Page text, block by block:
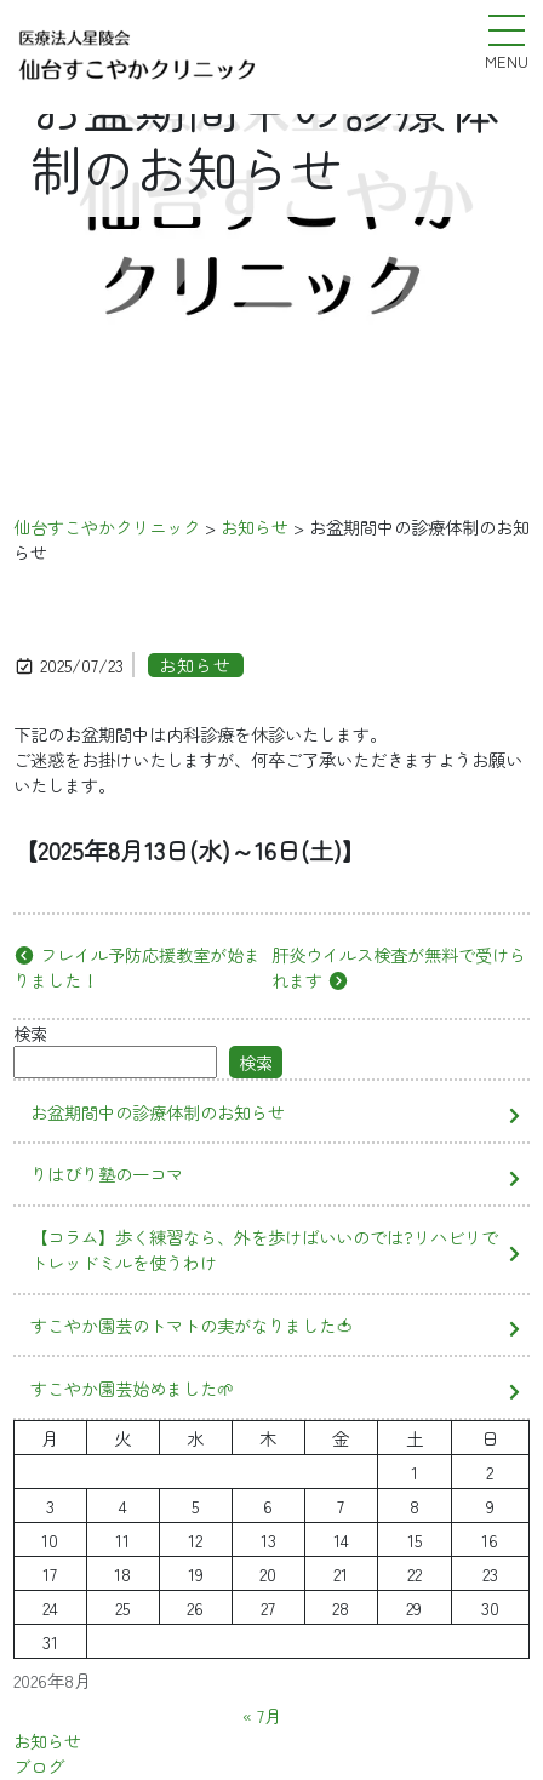
MENU
お盆期間中の診療体
制のお知らせ
仙台すこやかクリニック > お知らせ > お盆期間中の診療体制のお知
らせ
2025/07/23 お知らせ
下記のお盆期間中は内科診療を休診いたします。
ご迷惑をお掛けいたしますが、何卒ご了承いただきますようお願い
いたします。
【2025年8月13日(水)～16日(土)】
フレイル予防応援教室が始ま
りました！
肝炎ウイルス検査が無料で受けら
れます
検索
検索
お盆期間中の診療体制のお知らせ
りはびり塾の一コマ
【コラム】歩く練習なら、外を歩けばいいのでは?リハビリで
トレッドミルを使うわけ
すこやか園芸のトマトの実がなりました🍅
すこやか園芸始めました🌱
2026年8月
月 火 水 木 金 土
日
1
2
3
4 5 6 7 8
9
10
11 12 13 14 15
16
17
18 19 20 21 22
23
24
25 26 27 28 29
30
31
« 7月
お知らせ
ブログ